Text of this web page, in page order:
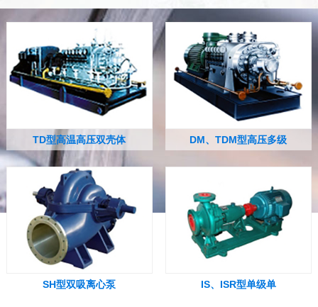
TD型高温高压双壳体 DM、TDM型高压多级
SH型双吸离心泵 IS、ISR型单级单